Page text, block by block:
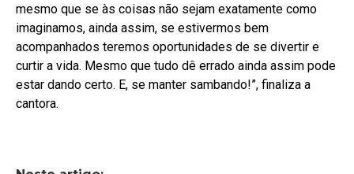
mesmo que se às coisas não sejam exatamente como
imaginamos, ainda assim, se estivermos bem
acompanhados teremos oportunidades de se divertir e
curtir a vida. Mesmo que tudo dê errado ainda assim pode
estar dando certo. E, se manter sambando!”, finaliza a
cantora.